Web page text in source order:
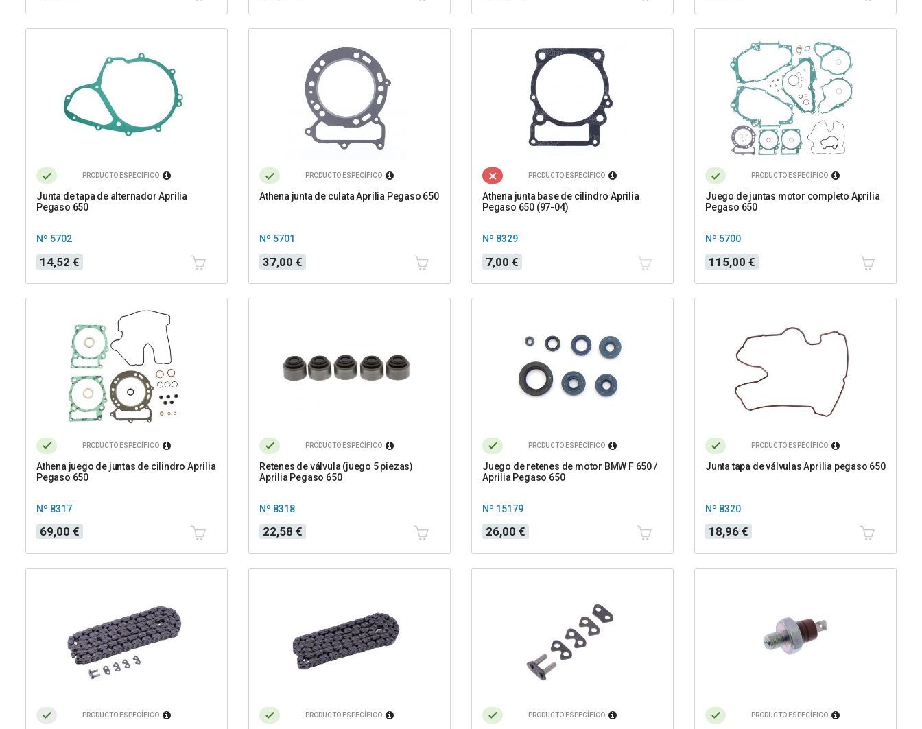
PRODUCTO ESPECÍFICO
Junta de tapa de alternador Aprilia
Pegaso 650
Nº 5702
Precio
14,52 €
PRODUCTO ESPECÍFICO
Athena junta de culata Aprilia Pegaso 650
Nº 5701
Precio
37,00 €
PRODUCTO ESPECÍFICO
Athena junta base de cilindro Aprilia
Pegaso 650 (97-04)
Nº 8329
Precio
7,00 €
PRODUCTO ESPECÍFICO
Juego de juntas motor completo Aprilia
Pegaso 650
Nº 5700
Precio
115,00 €
PRODUCTO ESPECÍFICO
Athena juego de juntas de cilindro Aprilia
Pegaso 650
Nº 8317
Precio
69,00 €
PRODUCTO ESPECÍFICO
Retenes de válvula (juego 5 piezas)
Aprilia Pegaso 650
Nº 8318
Precio
22,58 €
PRODUCTO ESPECÍFICO
Juego de retenes de motor BMW F 650 /
Aprilia Pegaso 650
Nº 15179
Precio
26,00 €
PRODUCTO ESPECÍFICO
Junta tapa de válvulas Aprilia pegaso 650
Nº 8320
Precio
18,96 €
PRODUCTO ESPECÍFICO PRODUCTO ESPECÍFICO PRODUCTO ESPECÍFICO PRODUCTO ESPECÍFICO